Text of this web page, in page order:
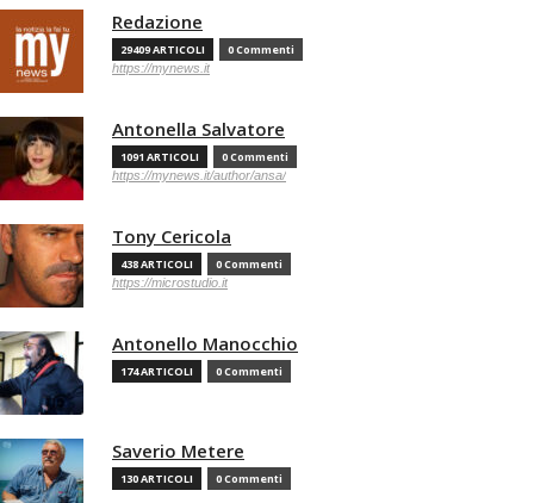
Redazione
29409 ARTICOLI 0 Commenti
https://mynews.it
Antonella Salvatore
1091 ARTICOLI 0 Commenti
https://mynews.it/author/ansa/
Tony Cericola
438 ARTICOLI 0 Commenti
https://microstudio.it
Antonello Manocchio
174 ARTICOLI 0 Commenti
Saverio Metere
130 ARTICOLI 0 Commenti